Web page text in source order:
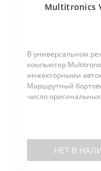
Multitronics
В универсальном
компьютер
инжекторными
Маршрутный
число
НЕТ В